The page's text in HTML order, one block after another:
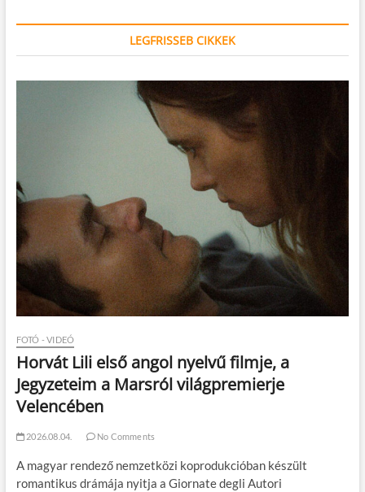
LEGFRISSEB CIKKEK
FOTÓ - VIDEÓ
Horvát Lili első angol nyelvű filmje, a
Jegyzeteim a Marsról világpremierje
Velencében
2026.08.04. No Comments
A magyar rendező nemzetközi koprodukcióban készült
romantikus drámája nyitja a Giornate degli Autori